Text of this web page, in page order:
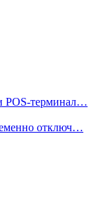
POS-терминал…
отключ…